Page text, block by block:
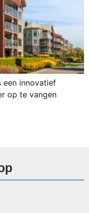
een innovatief
op te vangen